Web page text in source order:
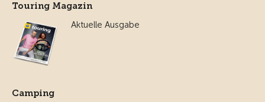
Touring Magazin
Aktuelle Ausgabe
Camping